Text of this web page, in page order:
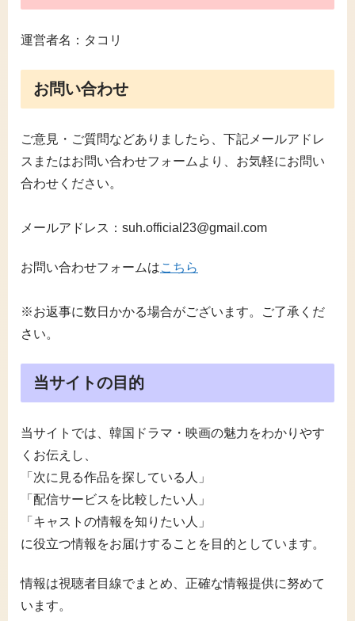
運営者名：タコリ
お問い合わせ
ご意見・ご質問などありましたら、下記メールアドレ
スまたはお問い合わせフォームより、お気軽にお問い
合わせください。
メールアドレス：suh.official23@gmail.com
お問い合わせフォームはこちら
※お返事に数日かかる場合がございます。ご了承くだ
さい。
当サイトの目的
当サイトでは、韓国ドラマ・映画の魅力をわかりやす
くお伝えし、
「次に見る作品を探している人」
「配信サービスを比較したい人」
「キャストの情報を知りたい人」
に役立つ情報をお届けすることを目的としています。
情報は視聴者目線でまとめ、正確な情報提供に努めて
います。